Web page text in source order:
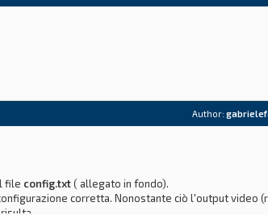
Author:
file config.txt( allegato in fondo).
corretta. Nonostante ciò l'output video